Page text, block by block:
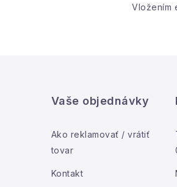
Vložením
Vaše objednávky
Ako reklamovať / vrátiť
tovar
Kontakt